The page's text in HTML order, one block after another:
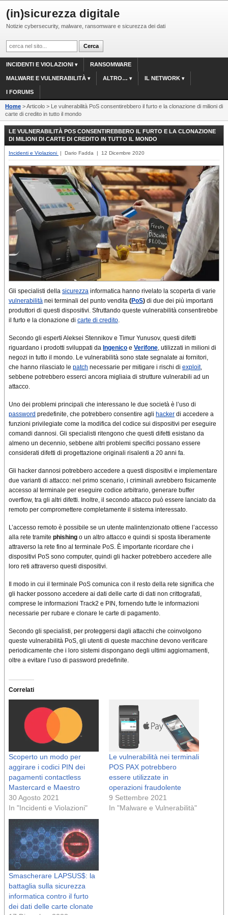
(in)sicurezza digitale
Notizie cybersecurity, malware, ransomware e sicurezza dei dati
INCIDENTI E VIOLAZIONI RANSOMWARE
MALWARE E VULNERABILITÀ ALTRO… IL NETWORK
I FORUMS
Home > Articolo > Le vulnerabilità PoS consentirebbero il furto e la clonazione di milioni di
carte di credito in tutto il mondo
LE VULNERABILITÀ POS CONSENTIREBBERO IL FURTO E LA CLONAZIONE
DI MILIONI DI CARTE DI CREDITO IN TUTTO IL MONDO
Incidenti e Violazioni | Dario Fadda | 12 Dicembre 2020
Gli specialisti della sicurezza informatica hanno rivelato la scoperta di varie
vulnerabilità nei terminali del punto vendita (PoS) di due dei più importanti
produttori di questi dispositivi. Sfruttando queste vulnerabilità consentirebbe
il furto e la clonazione di carte di credito.
Secondo gli esperti Aleksei Stennikov e Timur Yunusov, questi difetti
riguardano i prodotti sviluppati da Ingenico e Verifone, utilizzati in milioni di
negozi in tutto il mondo. Le vulnerabilità sono state segnalate ai fornitori,
che hanno rilasciato le patch necessarie per mitigare i rischi di exploit,
sebbene potrebbero esserci ancora migliaia di strutture vulnerabili ad un
attacco.
Uno dei problemi principali che interessano le due società è l’uso di
password predefinite, che potrebbero consentire agli hacker di accedere a
funzioni privilegiate come la modifica del codice sui dispositivi per eseguire
comandi dannosi. Gli specialisti ritengono che questi difetti esistano da
almeno un decennio, sebbene altri problemi specifici possano essere
considerati difetti di progettazione originali risalenti a 20 anni fa.
Gli hacker dannosi potrebbero accedere a questi dispositivi e implementare
due varianti di attacco: nel primo scenario, i criminali avrebbero fisicamente
accesso al terminale per eseguire codice arbitrario, generare buffer
overflow, tra gli altri difetti. Inoltre, il secondo attacco può essere lanciato da
remoto per compromettere completamente il sistema interessato.
L’accesso remoto è possibile se un utente malintenzionato ottiene l’accesso
alla rete tramite phishing o un altro attacco e quindi si sposta liberamente
attraverso la rete fino al terminale PoS. È importante ricordare che i
dispositivi PoS sono computer, quindi gli hacker potrebbero accedere alle
loro reti attraverso questi dispositivi.
Il modo in cui il terminale PoS comunica con il resto della rete significa che
gli hacker possono accedere ai dati delle carte di dati non crittografati,
comprese le informazioni Track2 e PIN, fornendo tutte le informazioni
necessarie per rubare e clonare le carte di pagamento.
Secondo gli specialisti, per proteggersi dagli attacchi che coinvolgono
queste vulnerabilità PoS, gli utenti di queste macchine devono verificare
periodicamente che i loro sistemi dispongano degli ultimi aggiornamenti,
oltre a evitare l’uso di password predefinite.
Correlati
Scoperto un modo per
aggirare i codici PIN dei
pagamenti contactless
Mastercard e Maestro
30 Agosto 2021
In "Incidenti e Violazioni"
Le vulnerabilità nei terminali
POS PAX potrebbero
essere utilizzate in
operazioni fraudolente
9 Settembre 2021
In "Malware e Vulnerabilità"
Smascherare LAPSUS$: la
battaglia sulla sicurezza
informatica contro il furto
dei dati delle carte clonate